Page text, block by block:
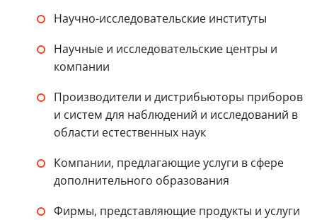
Научно-исследовательские институты
Научные и исследовательские центры и
компании
Производители и дистрибьюторы приборов
и систем для наблюдений и исследований в
области естественных наук
Компании, предлагающие услуги в сфере
дополнительного образования
Фирмы, представляющие продукты и услуги